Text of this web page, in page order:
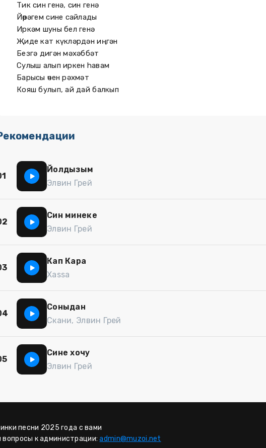
Тик син генә, син генә
Йөрәгем сине сайлады
Иркәм шуны бел генә
Җиде кат күкләрдән иңгән
Безгә дигән мәхәббәт
Сулыш алып иркен hавам
Барысы өчен рәхмәт
Кояш булып, ай дай балкып
Йолдызым
Элвин Грей
Син минеке
Элвин Грей
Кап Кара
Xassa
Соныдан
Скани, Элвин Грей
Сине хочу
Элвин Грей
песни 2025 года с вами
вопросы к администрации:admin@muzoi.net